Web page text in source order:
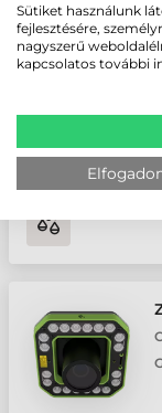
QR kód, PDF kód) •
Olvasási távolság:
Sütiket használunk
fejlesztésére,
nagyszerű
kapcsolatos további